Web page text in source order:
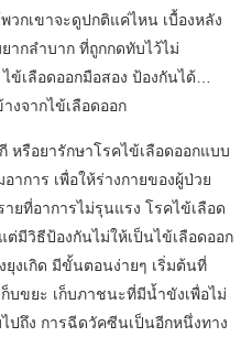
วกเขาจะดูปกติแค่ไหน เบื้องหลัง
ากลำบาก ที่ถูกกดทับไว้ไม่
ข้เลือดออกมือสอง ป้องกันได้…
งจากไข้เลือดออก
หรือยารักษาโรคไข้เลือดออกแบบ
าการ เพื่อให้ร่างกายของผู้ป่วย
ยที่อาการไม่รุนแรง โรคไข้เลือด
ต่มีวิธีป้องกันไม่ให้เป็นไข้เลือดออก
งเกิด มีขั้นตอนง่ายๆ เริ่มต้นที่
บขยะ เก็บภาชนะที่มีน้ำขังเพื่อไม่
ปถึง การฉีดวัคซีนเป็นอีกหนึ่งทาง